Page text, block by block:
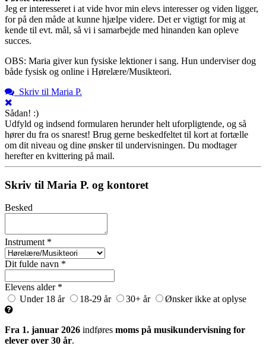
Jeg er interesseret i at vide hvor min elevs interesser og viden ligger,
for på den måde at kunne hjælpe videre. Det er vigtigt for mig at
kende til evt. mål, så vi i samarbejde med hinanden kan opleve
succes.
OBS: Maria giver kun fysiske lektioner i sang. Hun underviser dog
både fysisk og online i Hørelære/Musikteori.
Skriv til Maria P.
Sådan! :)
Udfyld og indsend formularen herunder helt uforpligtende, og så
hører du fra os snarest! Brug gerne beskedfeltet til kort at fortælle
om dit niveau og dine ønsker til undervisningen. Du modtager
herefter en kvittering på mail.
Skriv til Maria P. og kontoret
Besked
Instrument *
Dit fulde navn *
Elevens alder *
Under 18 år
18-29 år 30+ år Ønsker ikke at oplyse
Fra 1. januar 2026 indføres moms på musikundervisning for
elever over 30 år.